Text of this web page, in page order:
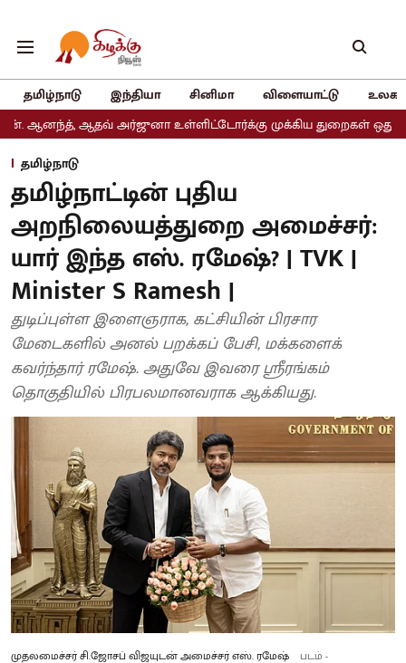
தமிழ்நாடு இந்தியா சினிமா விளையாட்டு
அர்ஜுனா உள்ளிட்டோர்க்கு முக்கிய துறைகள் ஒதுக்கீடு
தமிழ்நாடு
தமிழ்நாட்டின் புதிய
அறநிலையத்துறை அமைச்சர்:
யார் இந்த எஸ். ரமேஷ்? | TVK |
Minister S Ramesh |
துடிப்புள்ள இளைஞராக, கட்சியின் பிரசார
மேடைகளில் அனல் பறக்கப் பேசி, மக்களைக்
கவர்ந்தார் ரமேஷ். அதுவே இவரை ஸ்ரீரங்கம்
தொகுதியில் பிரபலமானவராக ஆக்கியது.
முதலமைச்சர் சி.ஜோசப் விஜயுடன் அமைச்சர் எஸ். ரமேஷ்
படம் -